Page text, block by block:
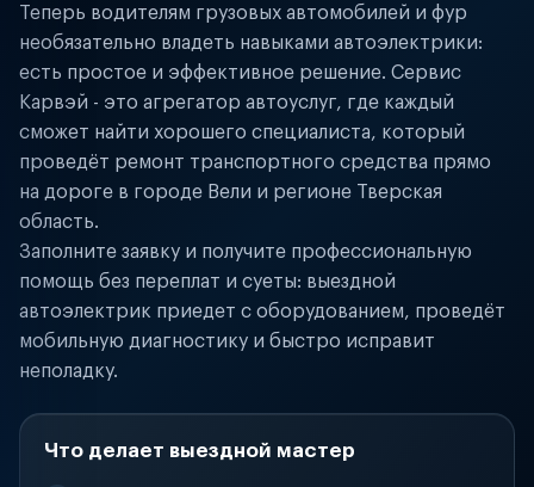
Теперь водителям грузовых автомобилей и фур
необязательно владеть навыками автоэлектрики:
есть простое и эффективное решение. Сервис
Карвэй - это агрегатор автоуслуг, где каждый
сможет найти хорошего специалиста, который
проведёт ремонт транспортного средства прямо
на дороге в городе Вели и регионе Тверская
область.
Заполните заявку и получите профессиональную
помощь без переплат и суеты: выездной
автоэлектрик приедет с оборудованием, проведёт
мобильную диагностику и быстро исправит
неполадку.
Что делает выездной мастер